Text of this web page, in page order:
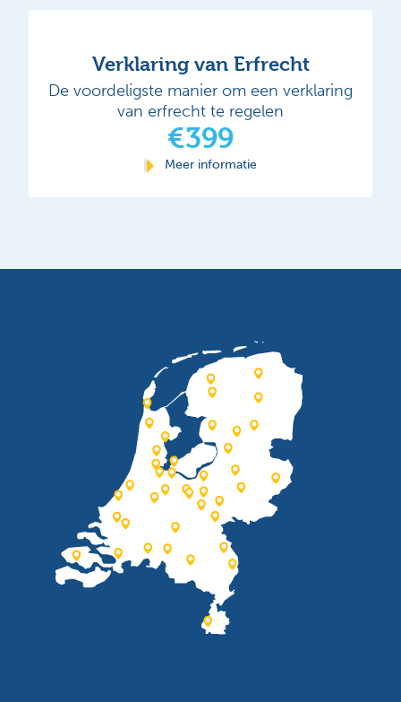
Verklaring van Erfrecht
De voordeligste manier om een verklaring
van erfrecht te regelen
€399
Meer informatie